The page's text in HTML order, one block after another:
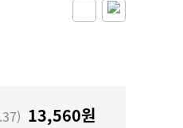
) 13,560원